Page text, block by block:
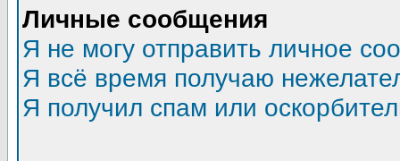
Личные сообщения
Я не могу отправить личное
Я всё время получаю
Я получил спам или